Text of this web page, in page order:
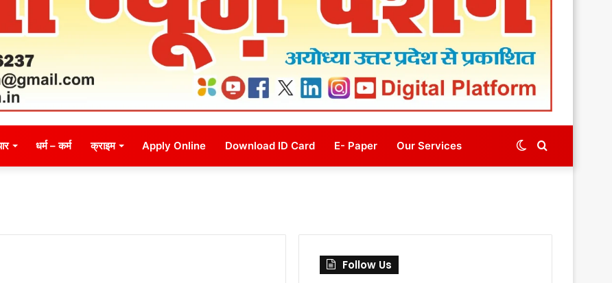
धर्म – कर्म क्राइम Apply Online Download ID Card E- Paper Our Services Search
Switch
व्यापार सम्पादकीय Apply Online E- Magazine Our Services
Follow Us